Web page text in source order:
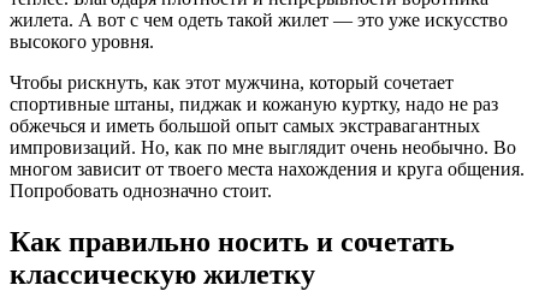
жилета. А вот с чем одеть такой жилет — это уже искусство
высокого уровня.
Чтобы рискнуть, как этот мужчина, который сочетает
спортивные штаны, пиджак и кожаную куртку, надо не раз
обжечься и иметь большой опыт самых экстравагантных
импровизаций. Но, как по мне выглядит очень необычно. Во
многом зависит от твоего места нахождения и круга общения.
Попробовать однозначно стоит.
Как правильно носить и сочетать
классическую жилетку